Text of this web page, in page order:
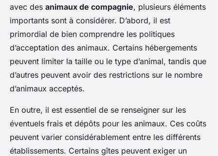
avec des animaux de compagnie, plusieurs éléments
importants sont à considérer. D’abord, il est
primordial de bien comprendre les politiques
d’acceptation des animaux. Certains hébergements
peuvent limiter la taille ou le type d’animal, tandis que
d’autres peuvent avoir des restrictions sur le nombre
d’animaux acceptés.
En outre, il est essentiel de se renseigner sur les
éventuels frais et dépôts pour les animaux. Ces coûts
peuvent varier considérablement entre les différents
établissements. Certains gîtes peuvent exiger un